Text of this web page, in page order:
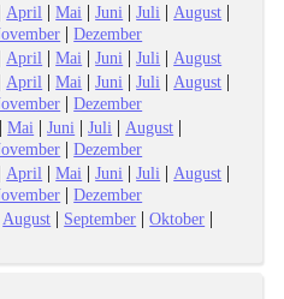
April |Mai |Juni |Juli | August |
|Dezember
April |Mai |Juni |Juli | August
April |Mai |Juni |Juli | August |
|Dezember
|Mai |Juni |Juli | August |
|Dezember
April |Mai |Juni |Juli | August |
|Dezember
August | September |Oktober |